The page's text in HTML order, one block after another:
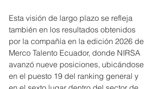
Esta visión de largo plazo se refleja
también en los resultados obtenidos
por la compañía en la edición 2026 de
Merco Talento Ecuador, donde NIRSA
avanzó nueve posiciones, ubicándose
en el puesto 19 del ranking general y